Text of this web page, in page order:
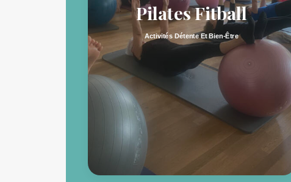
Pilates Fitball
Activités Détente Et Bien-Être